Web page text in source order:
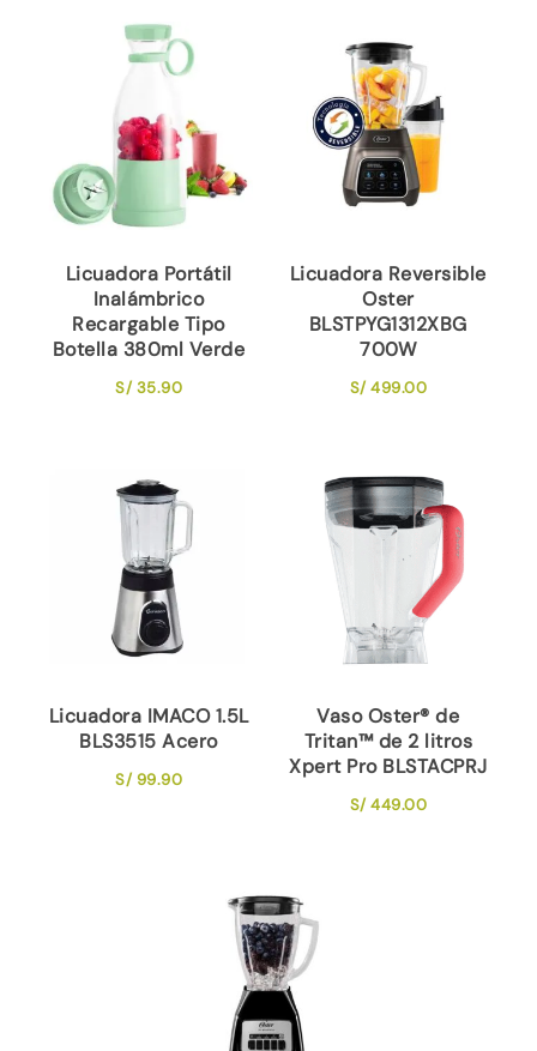
Licuadora Portátil
Inalámbrico
Recargable Tipo
Botella 380ml Verde
S/35.90
Licuadora Reversible
Oster
BLSTPYG1312XBG
700W
S/499.00
Licuadora IMACO 1.5L
BLS3515 Acero
S/99.90
Vaso Oster® de
Tritan™ de 2 litros
Xpert Pro BLSTACPRJ
S/449.00